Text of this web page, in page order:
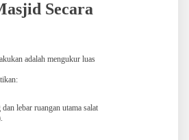
Secara
adalah mengukur luas
lebar ruangan utama salat